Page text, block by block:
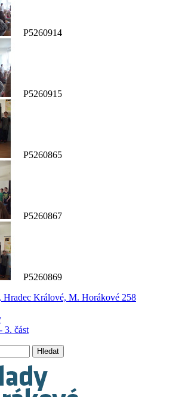
P5260914
P5260915
P5260865
P5260867
P5260869
Hradec Králové, M. Horákové 258
3. část
Hledat